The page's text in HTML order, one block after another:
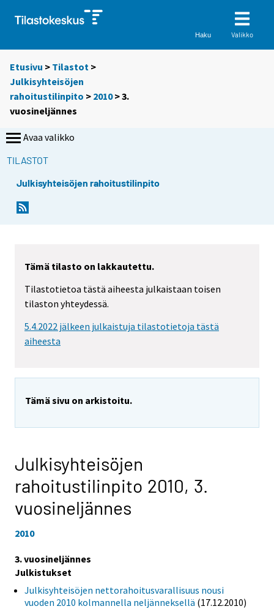
Haku Valikko
Etusivu > Tilastot >
Julkisyhteisöjen
rahoitustilinpito > 2010>3.
vuosineljännes
Avaa valikko
TILASTOT
Julkisyhteisöjen rahoitustilinpito
Tämä tilasto on lakkautettu.
Tilastotietoa tästä aiheesta julkaistaan toisen
tilaston yhteydessä.
5.4.2022 jälkeen julkaistuja tilastotietoja tästä
aiheesta
Tämä sivu on arkistoitu.
Julkisyhteisöjen
rahoitustilinpito 2010, 3.
vuosineljännes
2010
3. vuosineljännes
Julkistukset
Julkisyhteisöjen nettorahoitusvarallisuus nousi
vuoden 2010 kolmannella neljänneksellä (17.12.2010)